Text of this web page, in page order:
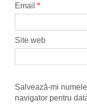
Email *
Site web
Salvează-mi
navigator pentru